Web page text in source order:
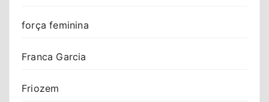
força feminina
Franca Garcia
Friozem